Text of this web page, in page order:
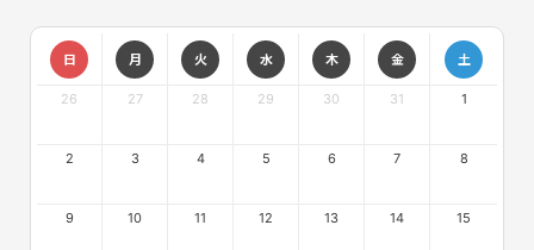
日 月 火 水 木 金 土
26 27 28 29 30 31 1
2 3 4 5 6 7 8
9 10 11 12 13 14 15